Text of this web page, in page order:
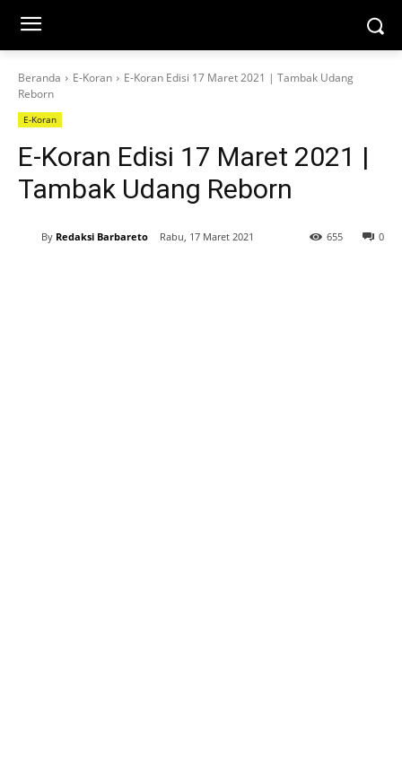
Beranda E-Koran
E-Koran Edisi 17 Maret 2021 | Tambak Udang
Reborn
E-Koran
E-Koran Edisi 17 Maret 2021 |
Tambak Udang Reborn
By Redaksi Barbareto Rabu, 17 Maret 2021 0
655